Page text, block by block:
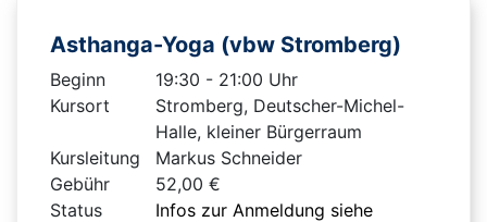
Asthanga-Yoga (vbw Stromberg)
Beginn
19:30 - 21:00 Uhr
Kursort
Stromberg, Deutscher-Michel-
Halle, kleiner Bürgerraum
Kursleitung
Markus Schneider
Gebühr
52,00 €
Status
Infos zur Anmeldung siehe